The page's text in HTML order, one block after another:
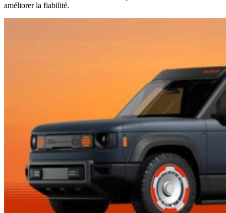
améliorer la fiabilité.